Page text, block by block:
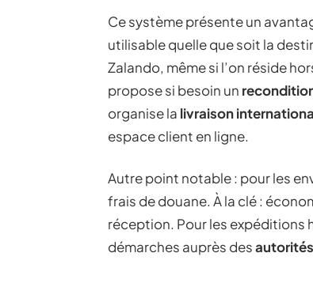
Ce système présente un
utilisable quelle que soit la
Zalando, même si l’on réside
propose si besoin un
organise la livraison
espace client en ligne.
Autre point notable : pour les
frais de douane. À la clé :
réception. Pour les expéditions
démarches auprès des